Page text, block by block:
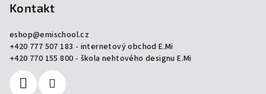
Kontakt
eshop@emischool.cz
+420 777 507 183 - internetový obchod E.Mi
+420 770 155 800 - škola nehtového designu E.Mi